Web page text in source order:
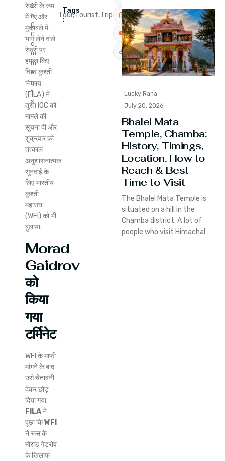
2
5
0
C
o
m
m
e
n
t
s
रेफरी के रूम
में गए और
मुकाबले में
भाग लेने वाले
रेफरी पर
हमला किए.
विश्व कुश्ती
निकाय
(FILA) ने
तुरंत IOC को
मामले की
सूचना दी और
शुक्रवार को
तत्काल
अनुशासनात्मक
सुनवाई के
लिए भारतीय
कुश्ती
महासंघ
(WFI) को भी
बुलाया.
Morad
Gaidrov
को
किया
गया
टर्मिनेट
WFI के माफी
मांगने के बाद
उसे चेतावनी
देकर छोड़
दिया गया.
FILAने
पूछा किWFI
ने रूस के
मोराड गेड्रोव
के खिलाफ
Tags
:
Tour,Tourist,Trip
Lucky Rana
July 20, 2026
Bhalei Mata
Temple, Chamba:
History, Timings,
Location, How to
Reach & Best
Time to Visit
The Bhalei Mata Temple is
situated on a hill in the
Chamba district. A lot of
people who visit Himachal…